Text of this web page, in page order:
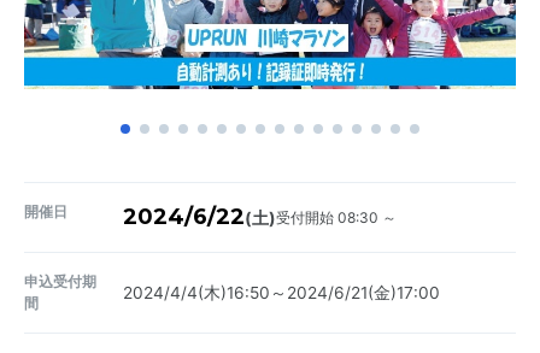
開催日 2024/6/22(土)受付開始 08:30 ～
申込受付期
間
2024/4/4(木)16:50～2024/6/21(金)17:00